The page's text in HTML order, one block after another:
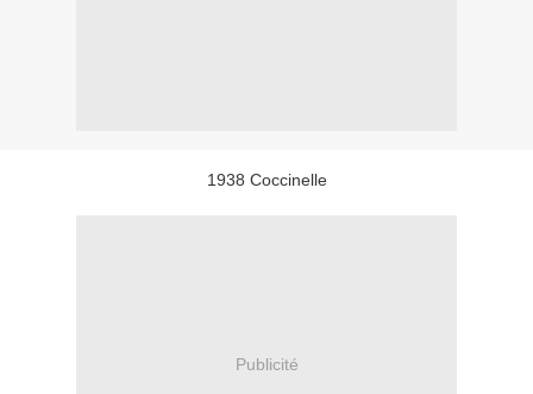
1938 Coccinelle
Publicité